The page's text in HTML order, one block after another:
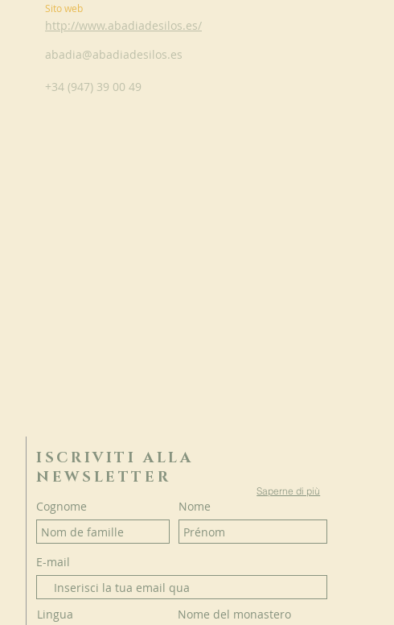
Sito web
http://www.abadiadesilos.es/
abadia@abadiadesilos.es
+34 (947) 39 00 49
ISCRIVITI ALLA
NEWSLETTER
Saperne di più
Cognome Nome
E-mail
Lingua Nome del monastero